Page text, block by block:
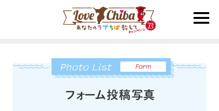
toggle